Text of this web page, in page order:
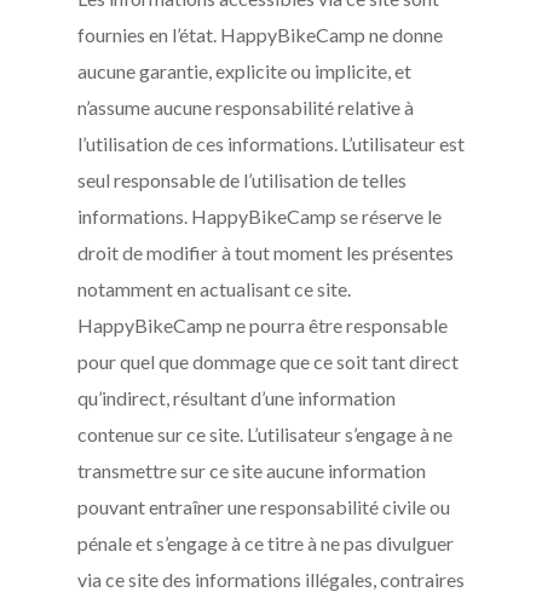
fournies en l’état. HappyBikeCamp ne donne
aucune garantie, explicite ou implicite, et
n’assume aucune responsabilité relative à
l’utilisation de ces informations. L’utilisateur est
seul responsable de l’utilisation de telles
informations. HappyBikeCamp se réserve le
droit de modifier à tout moment les présentes
notamment en actualisant ce site.
HappyBikeCamp ne pourra être responsable
pour quel que dommage que ce soit tant direct
qu’indirect, résultant d’une information
contenue sur ce site. L’utilisateur s’engage à ne
transmettre sur ce site aucune information
pouvant entraîner une responsabilité civile ou
pénale et s’engage à ce titre à ne pas divulguer
via ce site des informations illégales, contraires